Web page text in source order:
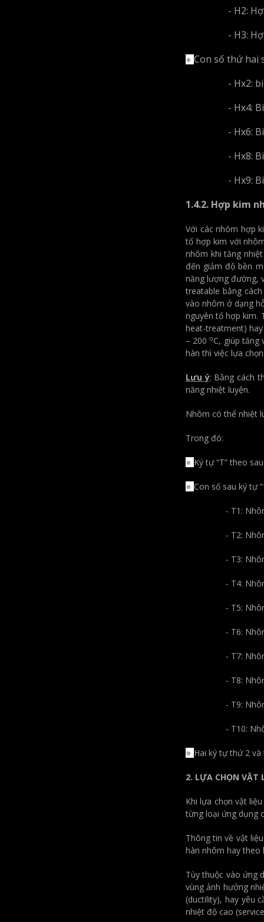
- H2: Hợp
- H3: Hợp
● Con số thứ hai
- Hx2:
- Hx4:
- Hx6:
- Hx8: Biến
- Hx9:
1.4.2. Hợp kim
Với các nhóm hợp
tố hợp kim với
nhôm khi tăng
đến giảm độ bền
năng lượng đường,
treatable bằng
vào nhôm ở dạng
nguyên tố hợp kim.
heat-treatment)
– 200 oC, giúp tăng
hàn thì việc lựa
Lưu ý: Bằng cách
năng nhiệt luyện.
Nhôm có thể nhiệt
Trong đó:
● Ký tự “T” theo
● Con số sau ký tự
- T1: Nhôm
- T2: Nhôm
- T3: Nhôm
- T4: Nhôm
- T5: Nhôm
- T6: Nhôm
- T7: Nhôm
- T8: Nhôm
- T9: Nhôm
- T10: Nhôm
● Hai ký tự thứ 2
2. LỰA CHỌN VẬT
Khi lựa chọn vật
từng loại ứng dụng
Thông tin về vật
hàn nhôm hay theo
Tùy thuộc vào ứng
vùng ảnh hưởng
(ductility), hay yêu
nhiệt độ cao